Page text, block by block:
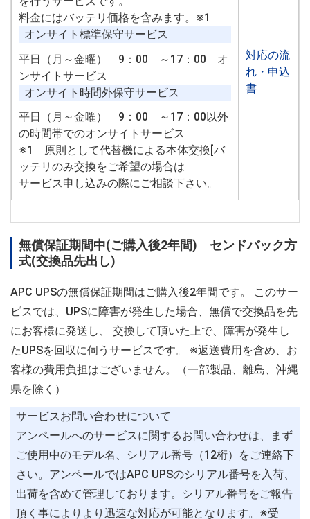
料金にはバッテリ価格を含みます。※1
オンサイト標準保守サービス
平日（月～金曜） 9：00 ～17：00 オ
ンサイトサービス
オンサイト時間外保守サービス
平日（月～金曜） 9：00 ～17：00以外
の時間帯でのオンサイトサービス
※1 原則として代替機による本体交換[バ
ッテリのみ交換をご希望の場合は
サービス申し込みの際にご相談下さい。
対応の流
れ・申込
書
無償保証期間中(ご購入後2年間) センドバック方
式(交換品先出し)
APC UPSの無償保証期間はご購入後2年間です。 このサー
ビスでは、UPSに障害が発生した場合、無償で交換品を先
にお客様に発送し、 交換して頂いた上で、障害が発生し
たUPSを回収に伺うサービスです。 ※返送費用を含め、お
客様の費用負担はございません。（一部製品、離島、沖縄
県を除く）
サービスお問い合わせについて
アンペールへのサービスに関するお問い合わせは、まず
ご使用中のモデル名、シリアル番号（12桁）をご連絡下
さい。アンペールではAPC UPSのシリアル番号を入荷、
出荷を含めて管理しております。シリアル番号をご報告
頂く事によりより迅速な対応が可能となります。※受